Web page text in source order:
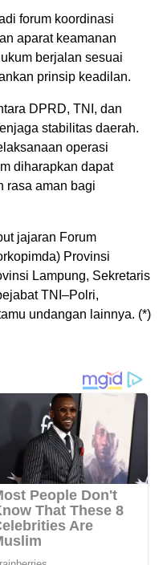
forum koordinasi
aparat keamanan
berjalan sesuai
prinsip keadilan.
DPRD, TNI, dan
stabilitas daerah.
operasi
diharapkan dapat
rasa aman bagi
jajaran Forum
Provinsi
Lampung, Sekretaris
TNI–Polri,
undangan lainnya. (*)